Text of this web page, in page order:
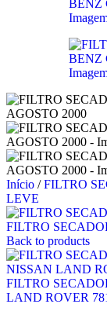
Início / FILTRO
LEVE
FILTRO
Back to products
FILTRO
LAND ROVER